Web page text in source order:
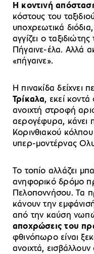
Η κοντινή
κόστους του
υποχρεωτικά
αγγίζει ο
Πήγαινε-έλα. Αλλά
«πήγαινε».
Η πινακίδα δείχνει
Τρίκαλα, εκεί
ανοιχτή στροφή
αερογέφυρα, κάνει
Κορινθιακού
υπερ-μοντέρνας
Το τοπίο αλλάζει
ανηφορικό δρόμο
Πελοποννήσου. Τα
κάνουν την
από την καύση
αποχρώσεις του
φθινόπωρο είναι
ανοιχτά,